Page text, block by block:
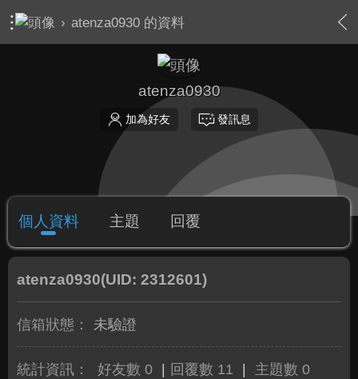
› atenza0930 的資料
atenza0930
加為好友 發訊息
個人資料 主題 回覆
atenza0930(UID: 2312601)
信箱狀態： 未驗證
統計資訊： 好友數 0 回覆數 11 主題數 0